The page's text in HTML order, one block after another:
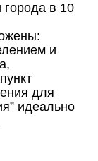
города в 10
и
для
идеально